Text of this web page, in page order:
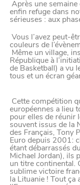
Après une
enfin refuge dans
sérieuses : aux
Vous l’avez peut-
couleurs de
Même un village,
République à
de Basketball) a vu
tous et un écran
Cette compétition
européennes a lieu
pour elles de réunir
souvent issus de la
des Français, Tony
Euro depuis 2001:
étant débarrassés
Michael Jordan), ils
un titre continental.
sublime victoire
la Lituanie ! Tout
Afin de faciliter
apporter le
visiteurs,
Nos politique de